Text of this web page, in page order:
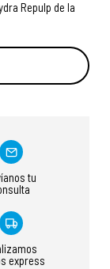
Repulp de la
tu
express